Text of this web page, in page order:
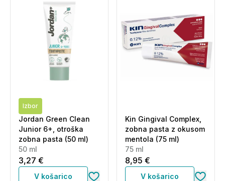
Izbor
Jordan Green Clean
Junior 6+, otroška
zobna pasta (50 ml)
50 ml
3,27 €
V košarico
Kin Gingival Complex,
zobna pasta z okusom
mentola (75 ml)
75 ml
8,95 €
V košarico